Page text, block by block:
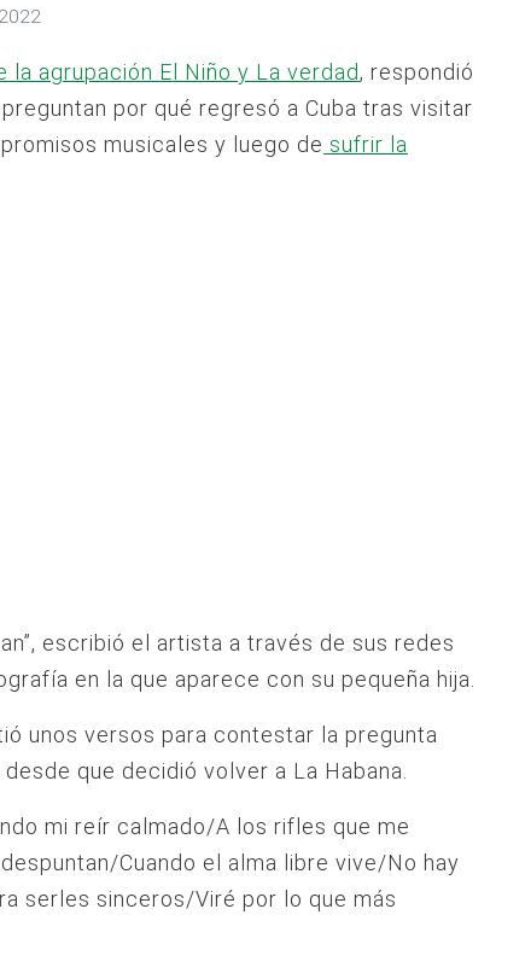
agrupación El Niño y La verdad, respondió
por qué regresó a Cuba tras visitar
musicales y luego de sufrir la
escribió el artista a través de sus redes
en la que aparece con su pequeña hija.
unos versos para contestar la pregunta
que decidió volver a La Habana.
mi reír calmado/A los rifles que me
Cuando el alma libre vive/No hay
serles sinceros/Viré por lo que más